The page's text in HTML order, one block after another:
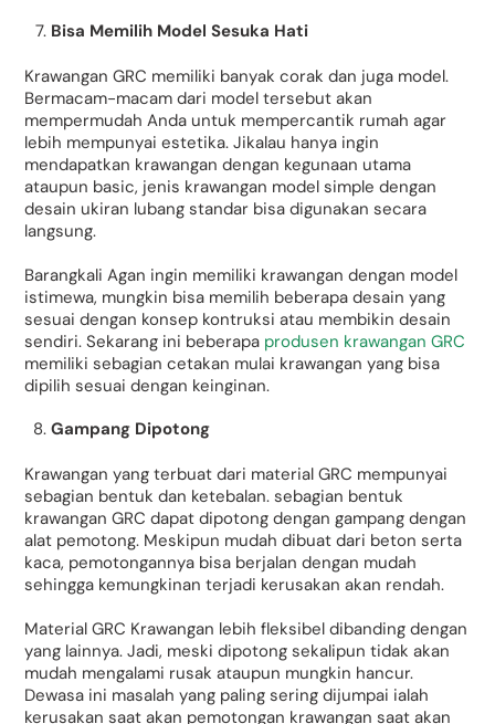
Bisa Memilih Model Sesuka Hati
Krawangan GRC memiliki banyak corak dan juga model.
Bermacam-macam dari model tersebut akan
mempermudah Anda untuk mempercantik rumah agar
lebih mempunyai estetika. Jikalau hanya ingin
mendapatkan krawangan dengan kegunaan utama
ataupun basic, jenis krawangan model simple dengan
desain ukiran lubang standar bisa digunakan secara
langsung.
Barangkali Agan ingin memiliki krawangan dengan model
istimewa, mungkin bisa memilih beberapa desain yang
sesuai dengan konsep kontruksi atau membikin desain
sendiri. Sekarang ini beberapa produsen krawangan GRC
memiliki sebagian cetakan mulai krawangan yang bisa
dipilih sesuai dengan keinginan.
Gampang Dipotong
Krawangan yang terbuat dari material GRC mempunyai
sebagian bentuk dan ketebalan. sebagian bentuk
krawangan GRC dapat dipotong dengan gampang dengan
alat pemotong. Meskipun mudah dibuat dari beton serta
kaca, pemotongannya bisa berjalan dengan mudah
sehingga kemungkinan terjadi kerusakan akan rendah.
Material GRC Krawangan lebih fleksibel dibanding dengan
yang lainnya. Jadi, meski dipotong sekalipun tidak akan
mudah mengalami rusak ataupun mungkin hancur.
Dewasa ini masalah yang paling sering dijumpai ialah
kerusakan saat akan pemotongan krawangan saat akan